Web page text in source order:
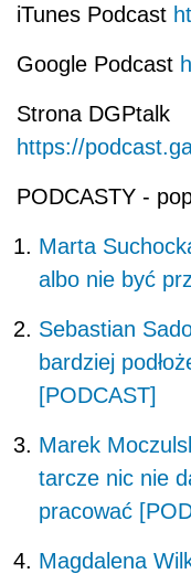
iTunes Podcast
Google Podcast
Strona DGPtalk
https://
PODCASTY -
Marta
albo nie być
Sebastian
bardziej
[PODCAST]
Marek
tarcze nic nie
pracować
Magdalena